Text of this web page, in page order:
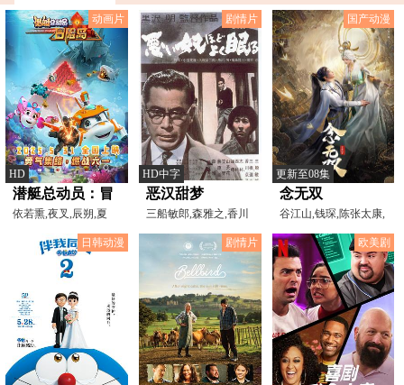
动画片
HD
潜艇总动员：冒
险岛
依若熏,夜叉,辰朔,夏
剧情片
HD中字
恶汉甜梦
三船敏郎,森雅之,香川
京子,三桥达也,志村乔
国产动漫
更新至08集
念无双
谷江山,钱琛,陈张太康,
叶知秋,锦鲤,王薇,赵
日韩动漫
剧情片 欧美剧